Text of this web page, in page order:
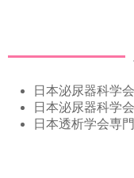
日本泌尿器科学
日本泌尿器科学
日本透析学会専